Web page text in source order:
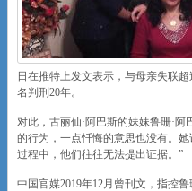
日在推特上发文表示，与母亲失联
名判刑20年。
对此，古丽仙·阿巴斯的妹妹鲁珊·阿
的行为，一点忏悔的意思也没有。
过程中，他们往往无法提出证据。”
中国官媒2019年12月曾刊文，指控